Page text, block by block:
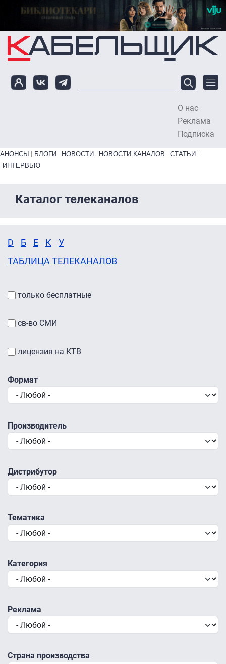
Перейти к основному содержанию
О нас
Реклама
Подписка
Primary links bottom
АНОНСЫ БЛОГИ НОВОСТИ НОВОСТИ КАНАЛОВ
СТАТЬИ
ИНТЕРВЬЮ
Каталог телеканалов
D Б Е К
У
ТАБЛИЦА ТЕЛЕКАНАЛОВ
только бесплатные
св-во СМИ
лицензия на КТВ
Формат
Производитель
Дистрибутор
Тематика
Категория
Реклама
Страна производства